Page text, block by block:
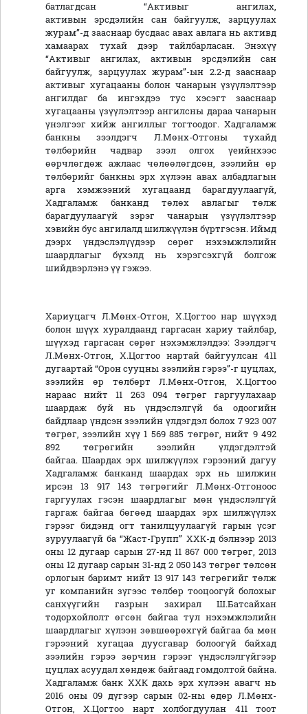
батлагдсан “Активыг ангилах,
активын эрсдэлийн сан байгуулж, зарцуулах
журам”-д зааснаар бусдаас авах авлага нь активд
хамаарах тухай дээр тайлбарласан. Энэхүү
“Активыг ангилах, активын эрсдэлийн сан
байгуулж, зарцуулах журам”-ын 2.2-д зааснаар
активыг хугацааны болон чанарын үзүүлэлтээр
ангилдаг ба ингэхдээ тус хэсэгт зааснаар
хугацааны үзүүлэлтээр ангилсны дараа чанарын
үнэлгээг хийж ангиллыг тогтоодог. Хадгаламж
банкны зээлдэгч Л.Мөнх-Отгоны тухайд
төлбөрийн чадвар зээл олгох үеийнхээс
өөрчлөгдөж ажлаас чөлөөлөгдсөн, зээлийн өр
төлбөрийг банкны эрх хүлээн авах албадлагын
арга хэмжээний хугацаанд барагдуулаагүй,
Хадгаламж банканд төлөх авлагыг төлж
барагдуулаагүй зэрэг чанарын үзүүлэлтээр
хэвийн бус ангилалд шилжүүлэн бүртгэсэн. Иймд
дээрх үндэслэлүүдээр сөрөг нэхэмжлэлийн
шаардлагыг бүхэлд нь хэрэгсэхгүй болгож
шийдвэрлэнэ үү гэжээ.
Хариуцагч Л.Мөнх-Отгон, Х.Цогтоо нар шүүхэд
болон шүүх хуралдаанд гаргасан хариу тайлбар,
шүүхэд гаргасан сөрөг нэхэмжлэлдээ: Зээлдэгч
Л.Мөнх-Отгон, Х.Цогтоо нартай байгуулсан 411
дугаартай “Орон сууцны зээлийн гэрээ”-г цуцлах,
зээлийн өр төлбөрт Л.Мөнх-Отгон, Х.Цогтоо
нараас нийт 11 263 094 төгрөг гаргуулахаар
шаардаж буй нь үндэслэлгүй ба одоогийн
байдлаар үндсэн зээлийн үлдэгдэл болох 7 923 007
төгрөг, зээлийн хүү 1 569 885 төгрөг, нийт 9 492
892 төгрөгийн зээлийн үлдэгдэлтэй
байгаа. Шаардах эрх шилжүүлэх гэрээний дагуу
Хадгаламж банканд шаардах эрх нь шилжин
ирсэн 13 917 143 төгрөгийг Л.Мөнх-Отгоноос
гаргуулах гэсэн шаардлагыг мөн үндэслэлгүй
гаргаж байгаа бөгөөд шаардах эрх шилжүүлэх
гэрээг бидэнд огт танилцуулаагүй гарын үсэг
зуруулаагүй ба “Жаст-Групп” ХХК-д бэлнээр 2013
оны 12 дугаар сарын 27-нд 11 867 000 төгрөг, 2013
оны 12 дугаар сарын 31-нд 2 050 143 төгрөг төлсөн
орлогын баримт нийт 13 917 143 төгрөгийг төлж
уг компанийн зүгээс төлбөр тооцоогүй болохыг
санхүүгийн газрын захирал Ш.Батсайхан
тодорхойлолт өгсөн байгаа тул нэхэмжлэлийн
шаардлагыг хүлээн зөвшөөрөхгүй байгаа ба мөн
гэрээний хугацаа дуусгавар болоогүй байхад
зээлийн гэрээ зөрчин гэрээг үндэслэлгүйгээр
цуцлах асуудал хөндөж байгаад гомдолтой байна.
Хадгаламж банк ХХК дахь эрх хүлээн авагч нь
2016 оны 09 дүгээр сарын 02-ны өдөр Л.Мөнх-
Отгон, Х.Цогтоо нарт холбогдуулан 411 тоот